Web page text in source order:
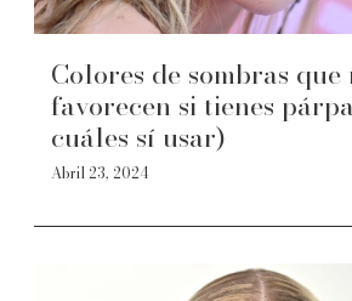
Colores de sombras que
favorecen si tienes
cuáles sí usar)
Abril 23, 2024